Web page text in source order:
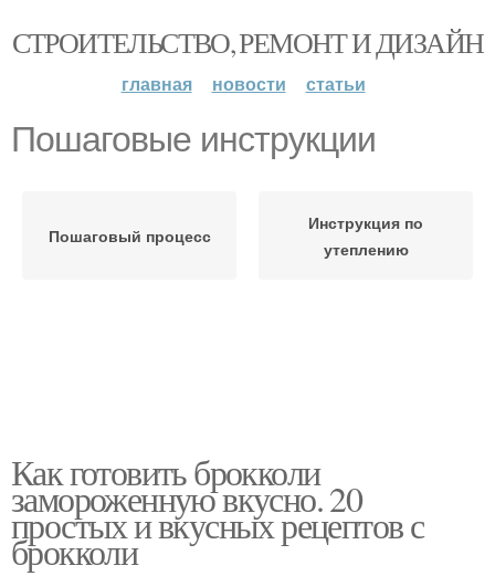
СТРОИТЕЛЬСТВО, РЕМОНТ И ДИЗАЙН
главная новости статьи
Пошаговые инструкции
Пошаговый процесс
Инструкция по
утеплению
Как готовить брокколи
замороженную вкусно. 20
простых и вкусных рецептов с
брокколи